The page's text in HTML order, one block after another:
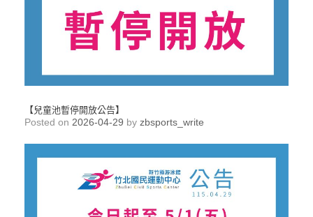
【兒童池暫停開放公告】
Posted on 2026-04-29 by zbsports_write